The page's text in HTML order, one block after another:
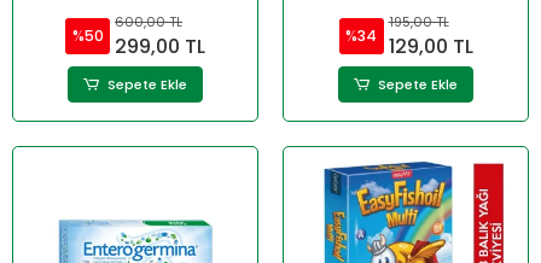
%50
600,00 TL
299,00 TL
Sepete Ekle
%34
195,00 TL
129,00 TL
Sepete Ekle